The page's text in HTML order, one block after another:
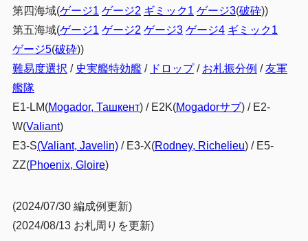
第四海域(ゲージ1 ゲージ2 ギミック1 ゲージ3(破砕))
第五海域(ゲージ1 ゲージ2 ゲージ3 ゲージ4 ギミック1
ゲージ5(破砕))
難易度選択 / 史実艦特効艦/ ドロップ/ お札振分例 /友軍
艦隊
E1-LM(Mogador, Ташкент) / E2K(Mogadorサブ) / E2-
W(Valiant)
E3-S(Valiant, Javelin)/ E3-X(Rodney, Richelieu) / E5-
ZZ(Phoenix, Gloire)
(2024/07/30 編成例更新)
(2024/08/13 お札周りを更新)
4.1 C2マス
4.2 Fマス Hマス
5 まとめ